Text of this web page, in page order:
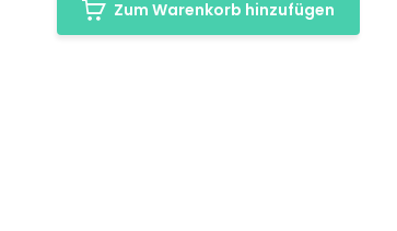
Zum Warenkorb hinzufügen